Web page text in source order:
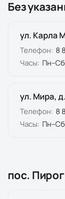
Без
ул. Карла
Телефон: 8
Часы:
ул. Мира,
Телефон: 8
Часы:
пос.